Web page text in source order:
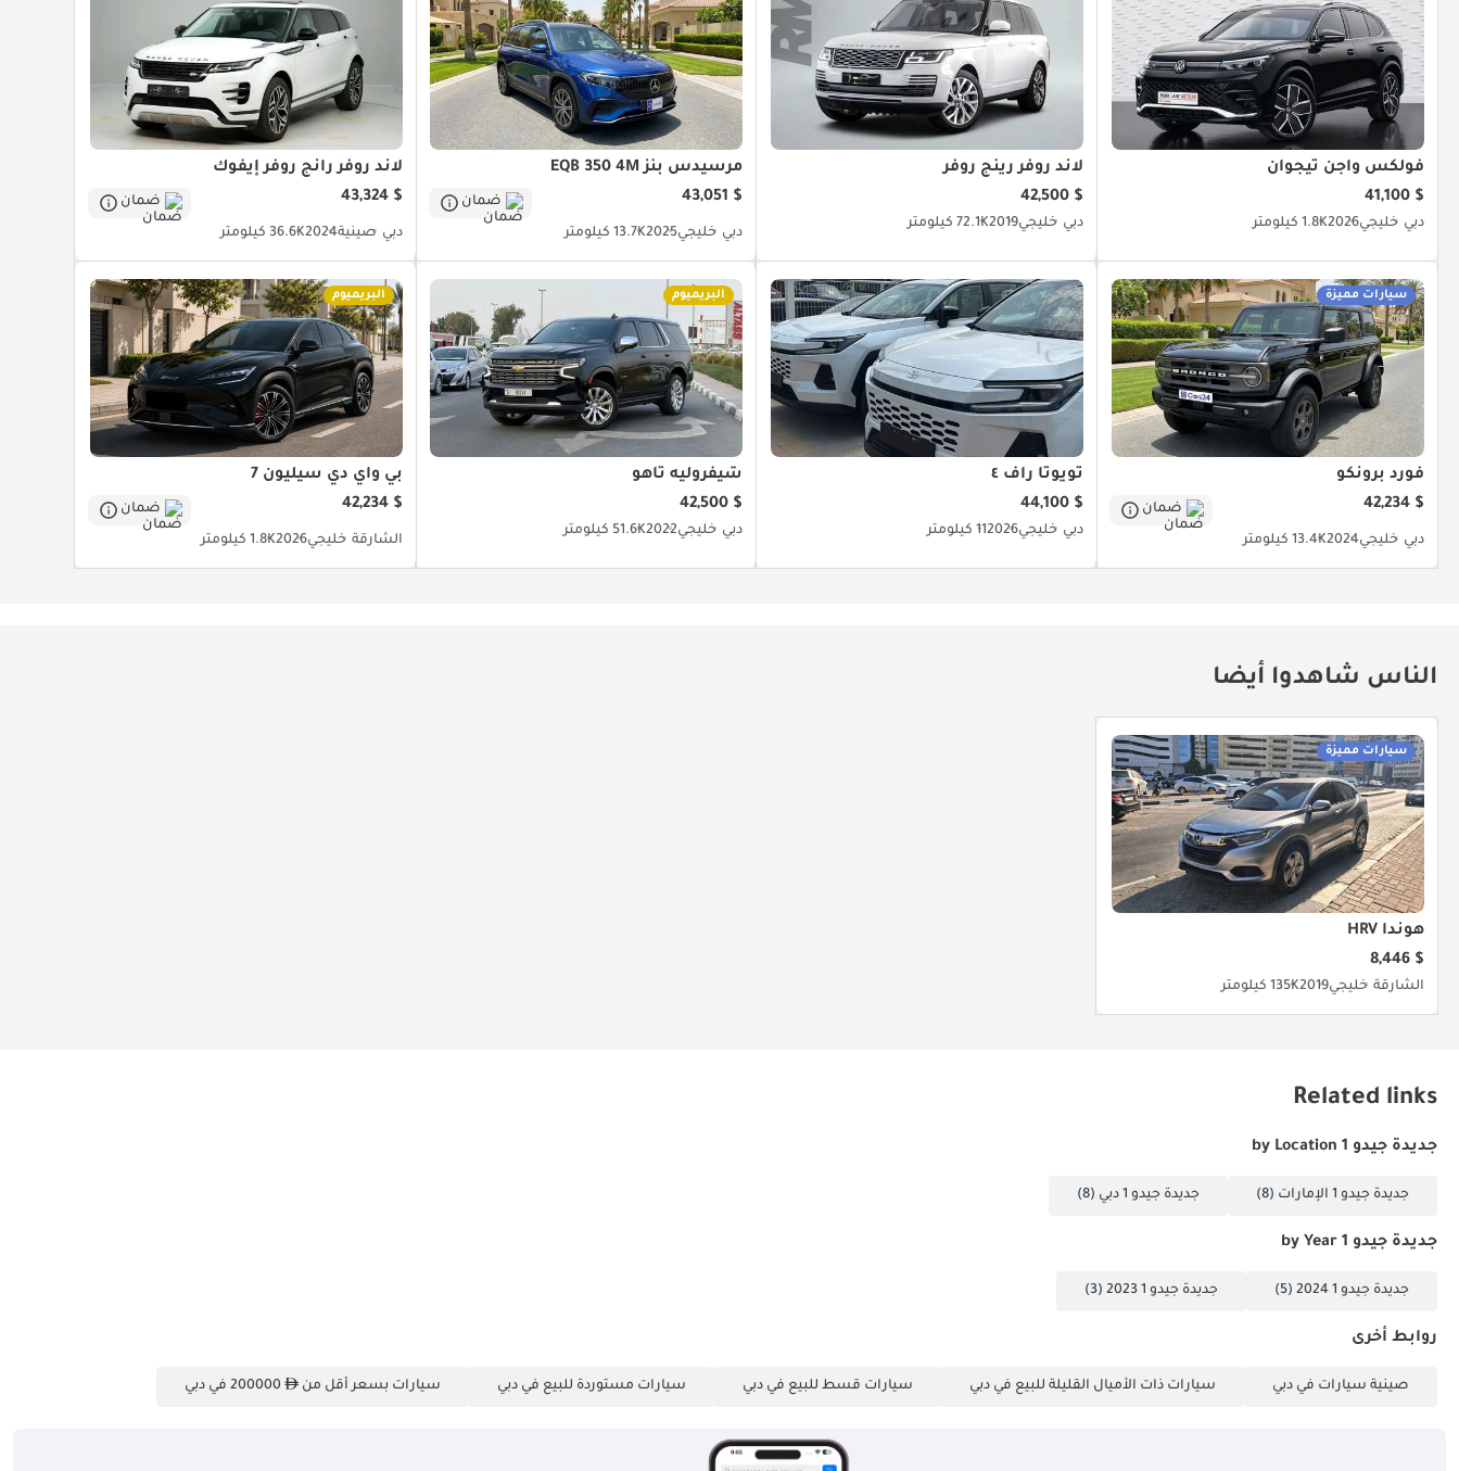
فولكس واجن تيجوان
$ 41,100
دبي خليجي20261.8K كيلومتر
لاند روفر رينج روفر
$ 42,500
دبي خليجي201972.1K كيلومتر
مرسيدس بنز EQB 350 4M
$ 43,051
ضمان
دبي خليجي202513.7K كيلومتر
لاند روفر رانج روفر إيفوك
$ 43,324
ضمان
دبي صينية202436.6K كيلومتر
سيارات مميزة
فورد برونكو
$ 42,234
ضمان
دبي خليجي202413.4K كيلومتر
تويوتا راف ٤
$ 44,100
دبي خليجي202611 كيلومتر
البريميوم
شيفروليه تاهو
$ 42,500
دبي خليجي202251.6K كيلومتر
البريميوم
بي واي دي سيليون 7
$ 42,234
ضمان
الشارقة خليجي20261.8K كيلومتر
الناس شاهدوا أيضا
سيارات مميزة
هوندا HRV
$ 8,446
الشارقة خليجي2019135K كيلومتر
Related links
جديدة جيدو 1 by Location
جديدة جيدو 1 الإمارات (8) جديدة جيدو 1 دبي (8)
جديدة جيدو 1 by Year
جديدة جيدو 1 2024 (5) جديدة جيدو 1 2023 (3)
روابط أخرى
صينية سيارات في دبي سيارات ذات الأميال القليلة للبيع في دبي سيارات قسط للبيع في دبي سيارات مستوردة للبيع في دبي سيارات بسعر أقل من 200000 في دبي